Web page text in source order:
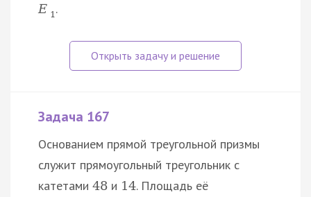
E 1.
Задача 167
Основанием прямой треугольной призмы
служит прямоугольный треугольник с
катетами 48 и 14. Площадь её